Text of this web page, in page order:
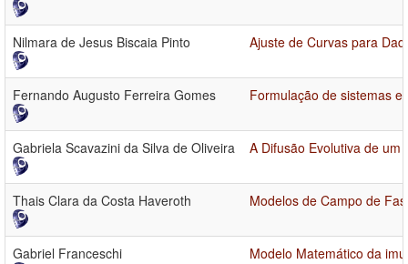
Nilmara de Jesus Biscaia Pinto Ajuste de Curvas para
Fernando Augusto Ferreira Gomes Formulação de sistemas
Gabriela Scavazini da Silva de Oliveira A Difusão Evolutiva de
Thais Clara da Costa Haveroth Modelos de Campo de
Gabriel Franceschi Modelo Matemático da